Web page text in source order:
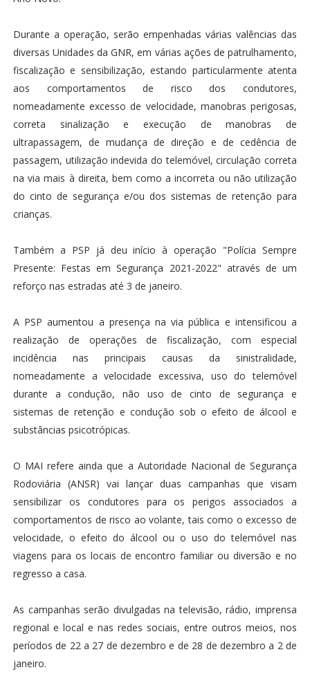
Durante a operação, serão empenhadas várias valências das
diversas Unidades da GNR, em várias ações de patrulhamento,
fiscalização e sensibilização, estando particularmente atenta
aos comportamentos de risco dos condutores,
nomeadamente excesso de velocidade, manobras perigosas,
correta sinalização e execução de manobras de
ultrapassagem, de mudança de direção e de cedência de
passagem, utilização indevida do telemóvel, circulação correta
na via mais à direita, bem como a incorreta ou não utilização
do cinto de segurança e/ou dos sistemas de retenção para
crianças.
Também a PSP já deu início à operação "Polícia Sempre
Presente: Festas em Segurança 2021-2022" através de um
reforço nas estradas até 3 de janeiro.
A PSP aumentou a presença na via pública e intensificou a
realização de operações de fiscalização, com especial
incidência nas principais causas da sinistralidade,
nomeadamente a velocidade excessiva, uso do telemóvel
durante a condução, não uso de cinto de segurança e
sistemas de retenção e condução sob o efeito de álcool e
substâncias psicotrópicas.
O MAI refere ainda que a Autoridade Nacional de Segurança
Rodoviária (ANSR) vai lançar duas campanhas que visam
sensibilizar os condutores para os perigos associados a
comportamentos de risco ao volante, tais como o excesso de
velocidade, o efeito do álcool ou o uso do telemóvel nas
viagens para os locais de encontro familiar ou diversão e no
regresso a casa.
As campanhas serão divulgadas na televisão, rádio, imprensa
regional e local e nas redes sociais, entre outros meios, nos
períodos de 22 a 27 de dezembro e de 28 de dezembro a 2 de
janeiro.